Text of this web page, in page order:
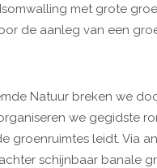
met grote
de aanleg van een
Natuur breken we
we gegidste
groenruimtes leidt. Via
schijnbaar banale